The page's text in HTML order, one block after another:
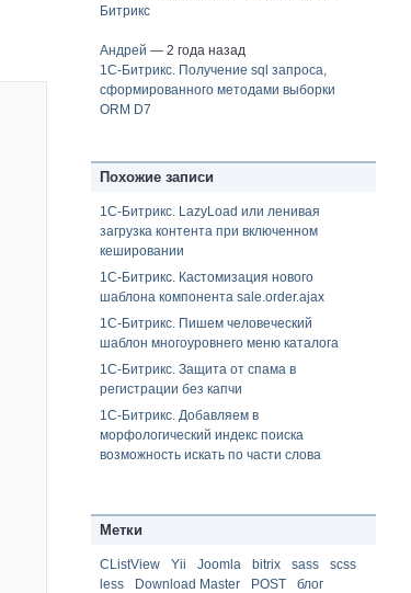
Битрикс
Андрей — 2 года назад
1С-Битрикс. Получение sql запроса,
сформированного методами выборки
ORM D7
Похожие записи
1С-Битрикс. LazyLoad или ленивая
загрузка контента при включенном
кешировании
1C-Битрикс. Кастомизация нового
шаблона компонента sale.order.ajax
1С-Битрикс. Пишем человеческий
шаблон многоуровнего меню каталога
1С-Битрикс. Защита от спама в
регистрации без капчи
1С-Битрикс. Добавляем в
морфологический индекс поиска
возможность искать по части слова
Метки
CListView Yii Joomla bitrix sass
scss
less
Download Master POST
блог